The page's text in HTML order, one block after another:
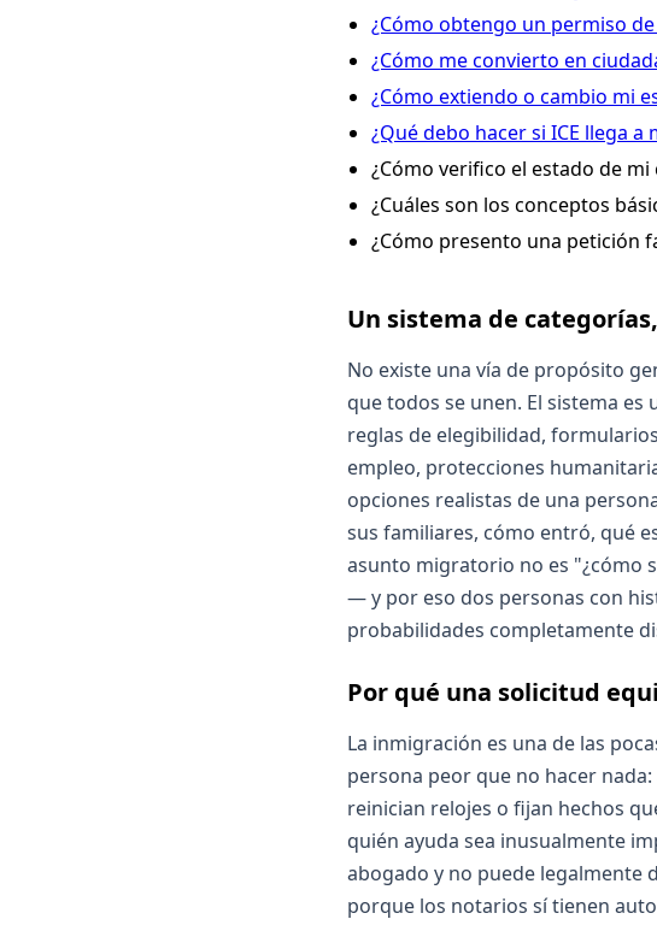
¿Cómo obtengo un permiso de
¿Cómo me convierto en
¿Cómo extiendo o cambio mi
¿Qué debo hacer si ICE llega a
¿Cómo verifico el estado de
¿Cuáles son los conceptos
¿Cómo presento una petición
Un sistema de
No existe una vía de propósito
que todos se unen. El sistema
reglas de elegibilidad,
empleo, protecciones
opciones realistas de una
sus familiares, cómo entró, qué
asunto migratorio no es "¿cómo
— y por eso dos personas con
probabilidades completamente
Por qué una solicitud
La inmigración es una de las
persona peor que no hacer
reinician relojes o fijan hechos
quién ayuda sea inusualmente
abogado y no puede
porque los notarios sí tienen